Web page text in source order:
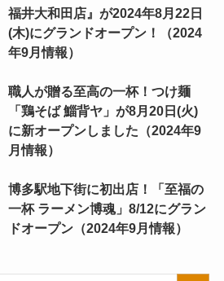
福井大和田店』が2024年8月22日
(木)にグランドオープン！（2024
年9月情報）
職人が贈る至高の一杯！つけ麺
「鶏そば 鯔背ヤ」が8月20日(火)
に新オープンしました（2024年9
月情報）
博多駅地下街に初出店！「至福の
一杯 ラーメン博魂」8/12にグラン
ドオープン（2024年9月情報）